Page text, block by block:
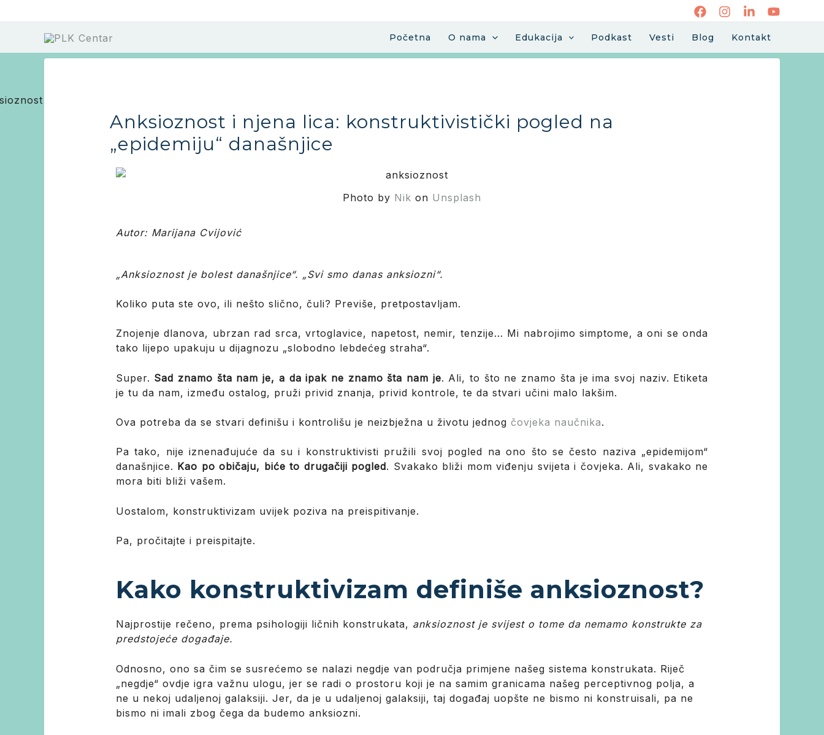
Početna O nama Edukacija Podkast Vesti Blog Kontakt
Anksioznost i njena lica: konstruktivistički pogled na
„epidemiju“ današnjice
Photo by Nik on Unsplash
Autor: Marijana Cvijović
„Anksioznost je bolest današnjice“. „Svi smo danas anksiozni“.
Koliko puta ste ovo, ili nešto slično, čuli? Previše, pretpostavljam.
Znojenje dlanova, ubrzan rad srca, vrtoglavice, napetost, nemir, tenzije… Mi nabrojimo simptome, a oni se onda
tako lijepo upakuju u dijagnozu „slobodno lebdećeg straha“.
Super. Sad znamo šta nam je, a da ipak ne znamo šta nam je. Ali, to što ne znamo šta je ima svoj naziv. Etiketa
je tu da nam, između ostalog, pruži privid znanja, privid kontrole, te da stvari učini malo lakšim.
Ova potreba da se stvari definišu i kontrolišu je neizbježna u životu jednog čovjeka naučnika.
Pa tako, nije iznenađujuće da su i konstruktivisti pružili svoj pogled na ono što se često naziva „epidemijom“
današnjice. Kao po običaju, biće to drugačiji pogled. Svakako bliži mom viđenju svijeta i čovjeka. Ali, svakako ne
mora biti bliži vašem.
Uostalom, konstruktivizam uvijek poziva na preispitivanje.
Pa, pročitajte i preispitajte.
Kako konstruktivizam definiše anksioznost?
Najprostije rečeno, prema psihologiji ličnih konstrukata, anksioznost je svijest o tome da nemamo konstrukte za
predstojeće događaje.
Odnosno, ono sa čim se susrećemo se nalazi negdje van područja primjene našeg sistema konstrukata. Riječ
„negdje“ ovdje igra važnu ulogu, jer se radi o prostoru koji je na samim granicama našeg perceptivnog polja, a
ne u nekoj udaljenoj galaksiji. Jer, da je u udaljenoj galaksiji, taj događaj uopšte ne bismo ni konstruisali, pa ne
bismo ni imali zbog čega da budemo anksiozni.